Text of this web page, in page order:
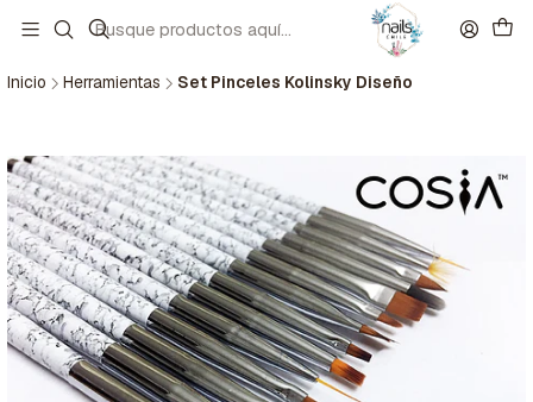
Inicio Herramientas Set Pinceles Kolinsky Diseño